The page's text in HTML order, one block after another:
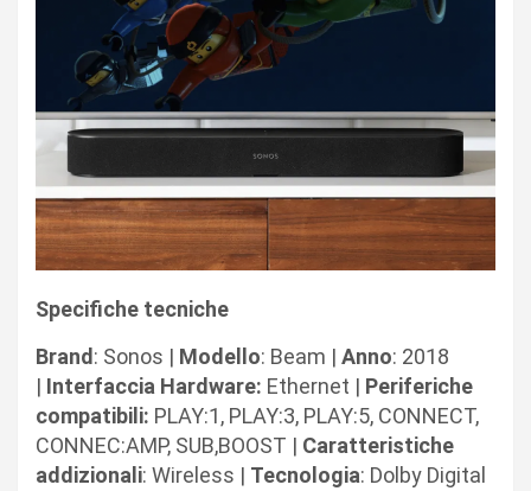
Specifiche tecniche
Brand: Sonos | Modello: Beam | Anno: 2018
| Interfaccia Hardware: Ethernet | Periferiche
compatibili: PLAY:1, PLAY:3, PLAY:5, CONNECT,
CONNEC:AMP, SUB,BOOST | Caratteristiche
addizionali: Wireless | Tecnologia: Dolby Digital